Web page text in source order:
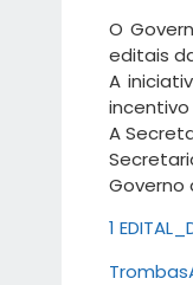
O
editais
A
incentivo
A
Governo
1
Trombas